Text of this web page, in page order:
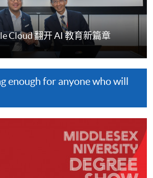
Cloud 翻开 AI 教育新篇章
enough for anyone who will